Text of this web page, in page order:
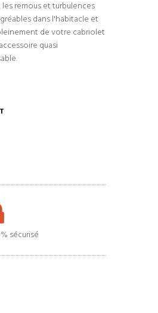
les remous et turbulences
dans l'habitacle et
de votre cabriolet
quasi
sécurisé